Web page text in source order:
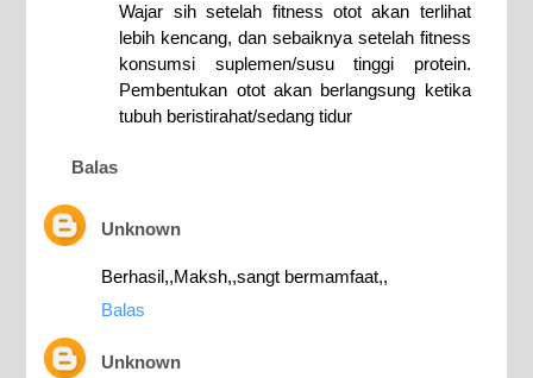
Wajar sih setelah fitness otot akan terlihat
lebih kencang, dan sebaiknya setelah fitness
konsumsi suplemen/susu tinggi protein.
Pembentukan otot akan berlangsung ketika
tubuh beristirahat/sedang tidur
Balas
Unknown
Berhasil,,Maksh,,sangt bermamfaat,,
Balas
Unknown